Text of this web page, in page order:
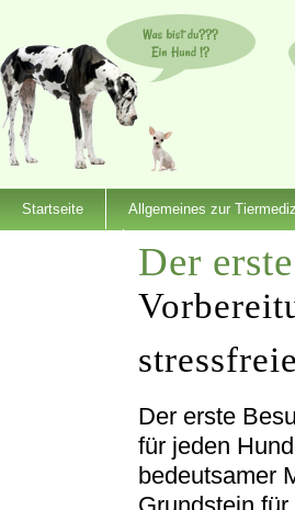
Startseite Allgemeines zur
Der
Der erste
für jeden
bedeutsamer
Grundstein